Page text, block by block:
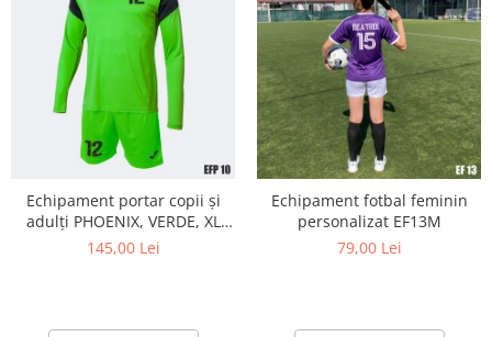
Echipament portar copii și
adulți PHOENIX, VERDE, XL
EFP10
145,00 Lei
Echipament fotbal feminin
personalizat EF13M
79,00 Lei